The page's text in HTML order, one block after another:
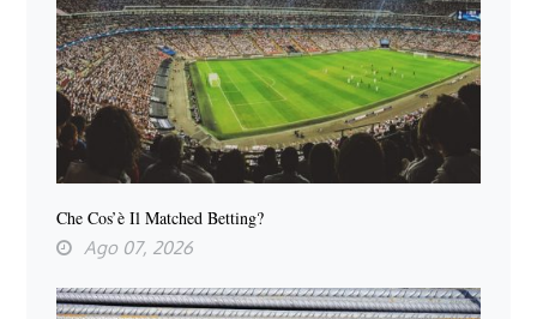
Che Cos’è Il Matched Betting?
Ago 07, 2026